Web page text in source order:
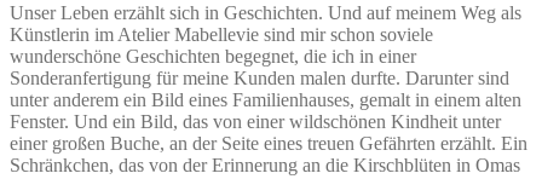
Unser Leben erzählt sich in Geschichten. Und auf meinem Weg als
Künstlerin im Atelier Mabellevie sind mir schon soviele
wunderschöne Geschichten begegnet, die ich in einer
Sonderanfertigung für meine Kunden malen durfte. Darunter sind
unter anderem ein Bild eines Familienhauses, gemalt in einem alten
Fenster. Und ein Bild, das von einer wildschönen Kindheit unter
einer großen Buche, an der Seite eines treuen Gefährten erzählt. Ein
Schränkchen, das von der Erinnerung an die Kirschblüten in Omas